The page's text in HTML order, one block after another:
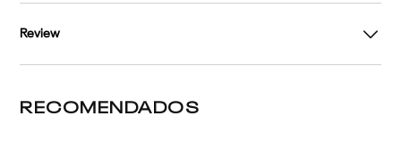
Review
RECOMENDADOS